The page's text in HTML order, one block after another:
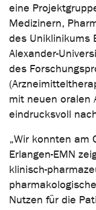
eine
Medizinern,
des Uniklinikums
Alexander-
des
mit neuen oralen
eindrucksvoll
„Wir konnten am
Erlangen-EMN
klinisch-
Nutzen für die